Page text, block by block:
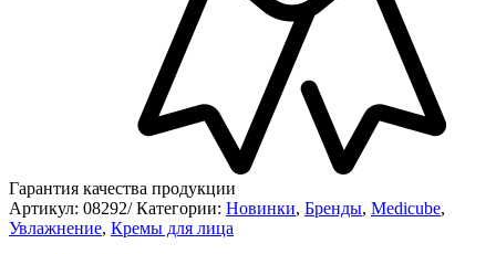
Гарантия качества продукции
Артикул: 08292/ Категории: Новинки, Бренды, Medicube,
Увлажнение, Кремы для лица